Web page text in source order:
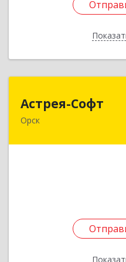
Астрея-Софт
Орск462401,